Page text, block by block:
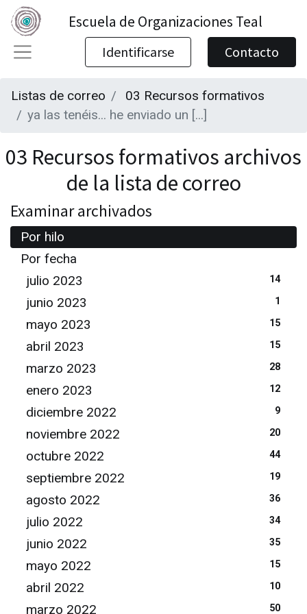
Escuela de Organizaciones Teal
Identificarse Contacto
Listas de correo
03 Recursos formativos
ya las tenéis... he enviado un [...]
03 Recursos formativos archivos
de la lista de correo
Examinar archivados
Por hilo
Por fecha
julio 2023
14
junio 2023 1
mayo 2023 15
abril 2023 15
marzo 2023 28
enero 2023 12
diciembre 2022 9
noviembre 2022 20
octubre 2022 44
septiembre 2022 19
agosto 2022 36
julio 2022 34
junio 2022 35
mayo 2022 15
abril 2022 10
marzo 2022 50